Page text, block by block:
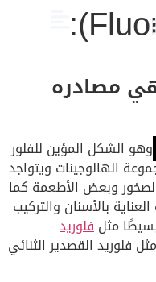
مصادره
وهو الشكل المؤين للفلور
الهالوجينات ويتواجد
وبعض الأطعمة كما
بالأسنان والتركيب
مثلفلوريد
فلوريد القصدير الثنائي